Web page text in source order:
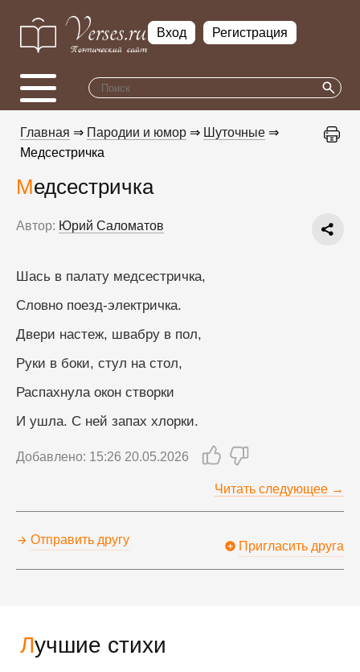
Вход Регистрация
Лучшие стихи
Главная ⇒ Пародии и юмор ⇒ Шуточные ⇒
Медсестричка
Медсестричка
Автор: Юрий Саломатов
Шась в палату медсестричка,
Словно поезд-электричка.
Двери настеж, швабру в пол,
Руки в боки, стул на стол,
Распахнула окон створки
И ушла. С ней запах хлорки.
Добавлено: 15:26 20.05.2026
Читать следующее →
Отправить другу Пригласить друга